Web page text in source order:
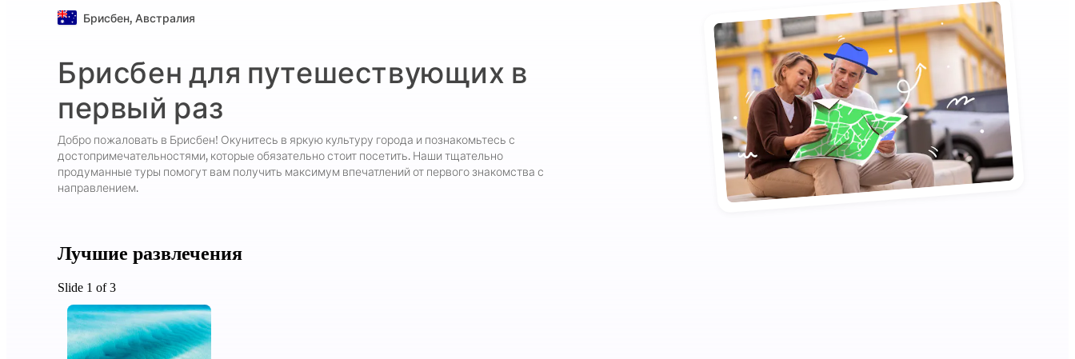
Брисбен, Австралия
Брисбен для путешествующих в
первый раз
Добро пожаловать в Брисбен! Окунитесь в яркую культуру города и познакомьтесь с
достопримечательностями, которые обязательно стоит посетить. Наши тщательно
продуманные туры помогут вам получить максимум впечатлений от первого знакомства с
направлением.
Лучшие развлечения
Slide 1 of 3